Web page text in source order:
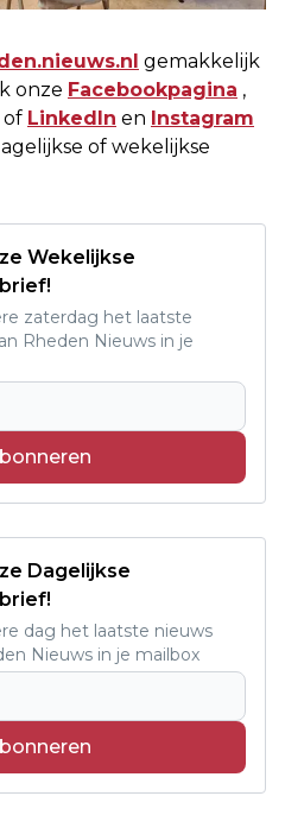
gemakkelijk
onze Facebookpagina ,
of LinkedIn en Instagram
of wekelijkse
Wekelijkse
zaterdag het laatste
Rheden Nieuws in je
Dagelijkse
dag het laatste nieuws
Nieuws in je mailbox